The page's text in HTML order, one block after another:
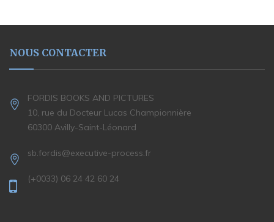
NOUS CONTACTER
FORDIS BOOKS AND PICTURES
10, rue du Docteur Lucas Championnière
60300 Avilly-Saint-Léonard
sb.fordis@executive-process.fr
(+0033) 06 24 42 60 24